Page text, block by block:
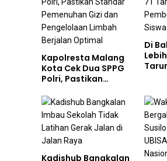
Kapolresta Malang
Kota Cek Dua SPPG
Polri, Pastikan
Gizi dan
Pengelolaan Limbah
Berjalan Optimal
Di
Kadishub Bangkalan